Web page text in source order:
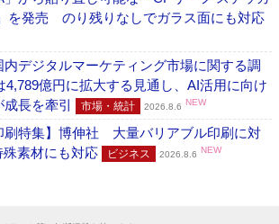
を発売 のり残りなしでガラス面にも対応
デジタルマーケティング市場に関する調
億円に拡大する見通し、AI活用に向け
長を牽引
市場・統計 2026.8.6 NEW
刷特集】博伸社 大量バリアブル印刷に対
素材にも対応
ビジネス 2026.8.6 NEW